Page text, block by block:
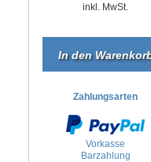
inkl. MwSt.
Zahlungsarten
Vorkasse
Barzahlung